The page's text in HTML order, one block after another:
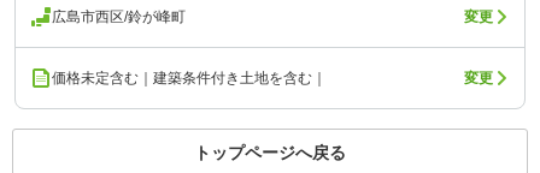
広島市西区/鈴が峰町 変更
価格未定含む｜建築条件付き土地を含む｜ 変更
トップページへ戻る